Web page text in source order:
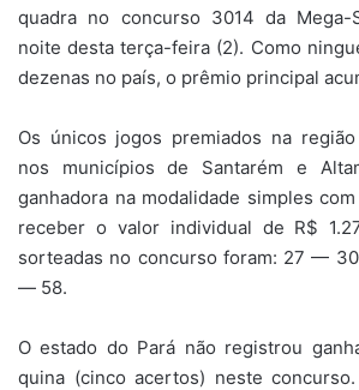
quadra no concurso 3014 da Mega-
noite desta terça-feira (2). Como
dezenas no país, o prêmio principal
Os únicos jogos premiados na
nos municípios de Santarém e
ganhadora na modalidade simples
receber o valor individual de R$
sorteadas no concurso foram: 27 —
— 58.
O estado do Pará não registrou
quina (cinco acertos) neste